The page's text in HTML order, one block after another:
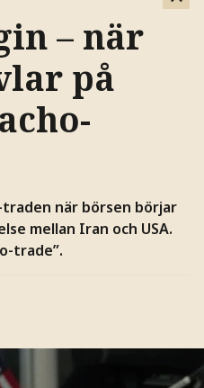
– när
på
när börsen börjar
mellan Iran och USA.
trade”.